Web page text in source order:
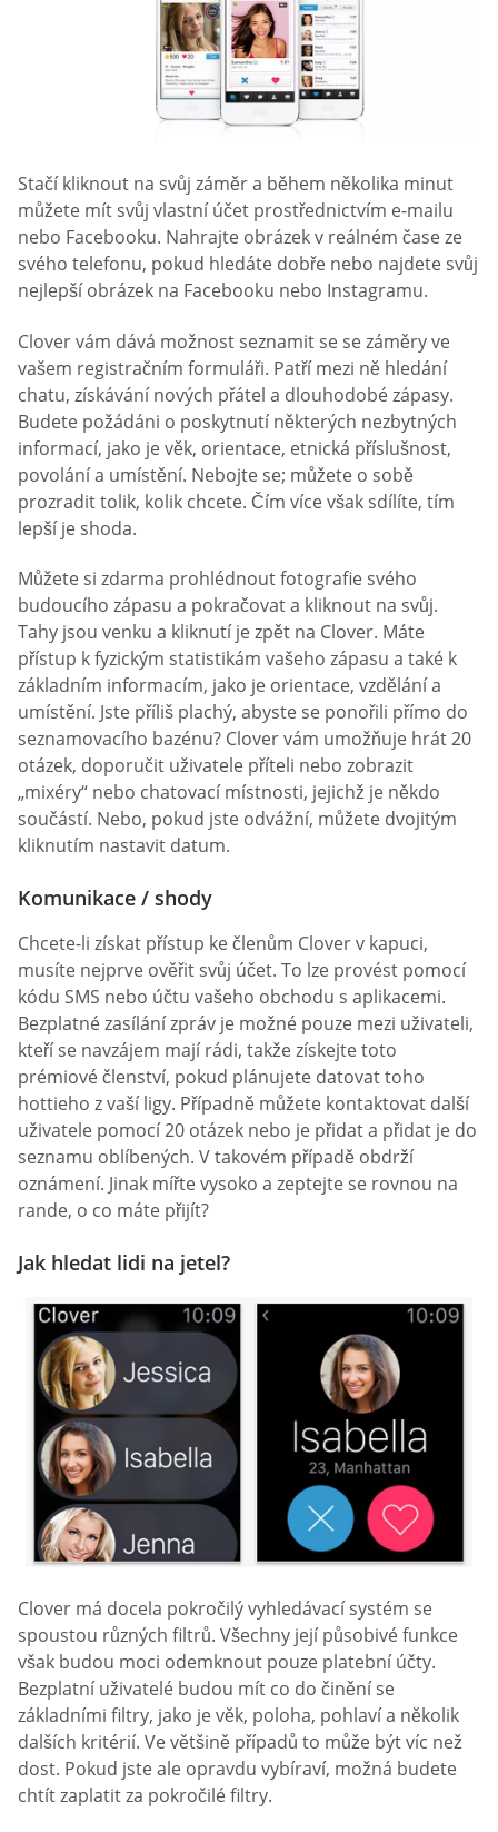
Stačí kliknout na svůj záměr a během několika minut
můžete mít svůj vlastní účet prostřednictvím e-mailu
nebo Facebooku. Nahrajte obrázek v reálném čase ze
svého telefonu, pokud hledáte dobře nebo najdete svůj
nejlepší obrázek na Facebooku nebo Instagramu.
Clover vám dává možnost seznamit se se záměry ve
vašem registračním formuláři. Patří mezi ně hledání
chatu, získávání nových přátel a dlouhodobé zápasy.
Budete požádáni o poskytnutí některých nezbytných
informací, jako je věk, orientace, etnická příslušnost,
povolání a umístění. Nebojte se; můžete o sobě
prozradit tolik, kolik chcete. Čím více však sdílíte, tím
lepší je shoda.
Můžete si zdarma prohlédnout fotografie svého
budoucího zápasu a pokračovat a kliknout na svůj.
Tahy jsou venku a kliknutí je zpět na Clover. Máte
přístup k fyzickým statistikám vašeho zápasu a také k
základním informacím, jako je orientace, vzdělání a
umístění. Jste příliš plachý, abyste se ponořili přímo do
seznamovacího bazénu? Clover vám umožňuje hrát 20
otázek, doporučit uživatele příteli nebo zobrazit
„mixéry“ nebo chatovací místnosti, jejichž je někdo
součástí. Nebo, pokud jste odvážní, můžete dvojitým
kliknutím nastavit datum.
Komunikace / shody
Chcete-li získat přístup ke členům Clover v kapuci,
musíte nejprve ověřit svůj účet. To lze provést pomocí
kódu SMS nebo účtu vašeho obchodu s aplikacemi.
Bezplatné zasílání zpráv je možné pouze mezi uživateli,
kteří se navzájem mají rádi, takže získejte toto
prémiové členství, pokud plánujete datovat toho
hottieho z vaší ligy. Případně můžete kontaktovat další
uživatele pomocí 20 otázek nebo je přidat a přidat je do
seznamu oblíbených. V takovém případě obdrží
oznámení. Jinak mířte vysoko a zeptejte se rovnou na
rande, o co máte přijít?
Jak hledat lidi na jetel?
Clover má docela pokročilý vyhledávací systém se
spoustou různých filtrů. Všechny její působivé funkce
však budou moci odemknout pouze platební účty.
Bezplatní uživatelé budou mít co do činění se
základními filtry, jako je věk, poloha, pohlaví a několik
dalších kritérií. Ve většině případů to může být víc než
dost. Pokud jste ale opravdu vybíraví, možná budete
chtít zaplatit za pokročilé filtry.